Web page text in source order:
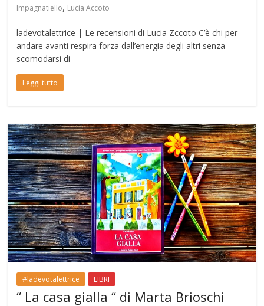
Impagnatiello, Lucia Accoto
ladevotalettrice | Le recensioni di Lucia Zccoto C’è chi per
andare avanti respira forza dall’energia degli altri senza
scomodarsi di
Leggi tutto
#ladevotalettrice LIBRI
“ La casa gialla “ di Marta Brioschi